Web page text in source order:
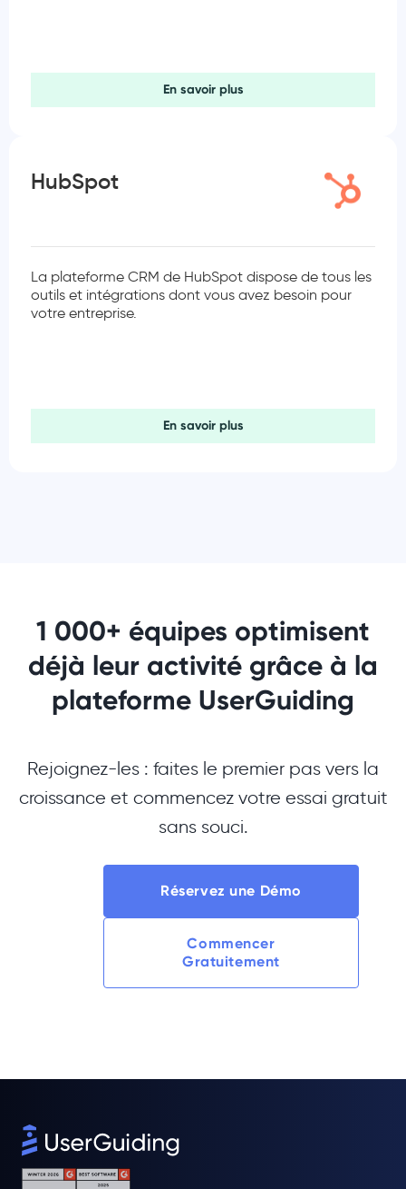
En savoir plus
HubSpot
La plateforme CRM de HubSpot dispose de tous les
outils et intégrations dont vous avez besoin pour
votre entreprise.
En savoir plus
1 000+ équipes optimisent
déjà leur activité grâce à la
plateforme UserGuiding
Rejoignez-les : faites le premier pas vers la
croissance et commencez votre essai gratuit
sans souci.
Réservez une Démo
Commencer
Gratuitement